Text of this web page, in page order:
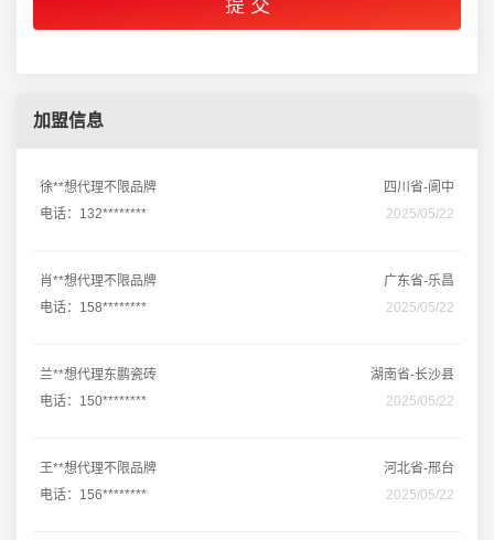
加盟信息
徐**想代理不限品牌
四川省-阆中
电话：132********
2025/05/22
肖**想代理不限品牌
广东省-乐昌
电话：158********
2025/05/22
兰**想代理东鹏瓷砖
湖南省-长沙县
电话：150********
2025/05/22
王**想代理不限品牌
河北省-邢台
电话：156********
2025/05/22